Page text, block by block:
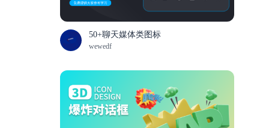
50+聊天媒体类图标
wewedf